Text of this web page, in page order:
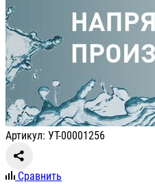
Артикул: УТ-00001256
Сравнить